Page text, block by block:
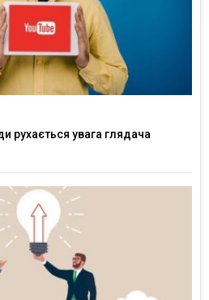
рухається увага глядача